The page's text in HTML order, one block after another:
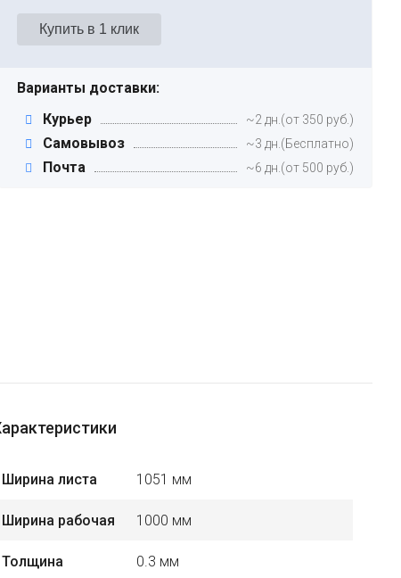
Варианты доставки:
Курьер
~2 дн.(от 350 руб.)
Самовывоз ~3 дн.(Бесплатно)
Почта ~6 дн.(от 500 руб.)
Ширина листа 1051 мм
Ширина рабочая 1000 мм
Толщина 0.3 мм